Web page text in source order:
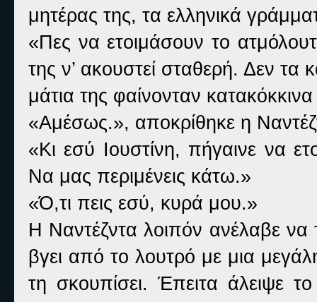
μητέρας της, τα ελληνικά
«Πες να ετοιμάσουν το
της ν’ ακουστεί σταθερή. Δεν
μάτια της φαίνονταν
«Αμέσως.», αποκρίθηκε η
«Κι εσύ Ιουστίνη, πήγαινε να
Να μας περιμένεις κάτω.»
«Ό,τι πεις εσύ, κυρά μου.»
Η Ναντέζντα λοιπόν ανέλαβε να
βγει από το λουτρό με μια
τη σκουπίσει. Έπειτα άλειψε